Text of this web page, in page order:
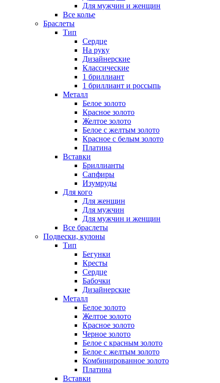
Для мужчин и женщин
Все колье
Браслеты
Тип
Сердце
На руку
Дизайнерские
Классические
1 бриллиант
1 бриллиант и россыпь
Металл
Белое золото
Красное золото
Желтое золото
Белое с желтым золото
Красное с белым золото
Платина
Вставки
Бриллианты
Сапфиры
Изумруды
Для кого
Для женщин
Для мужчин
Для мужчин и женщин
Все браслеты
Подвески, кулоны
Тип
Бегунки
Кресты
Сердце
Бабочки
Дизайнерские
Металл
Белое золото
Желтое золото
Красное золото
Черное золото
Белое с красным золото
Белое с желтым золото
Комбинированное золото
Платина
Вставки